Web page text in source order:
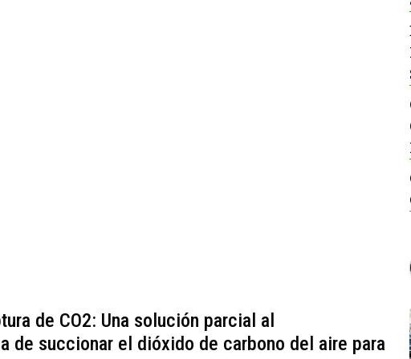
de CO2: Una solución parcial al
de succionar el dióxido de carbono del aire para